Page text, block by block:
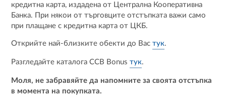
кредитна карта, издадена от Централна Кооперативна
Банка. При някои от търговците отстъпката важи само
при плащане с кредитна карта от ЦКБ.
Открийте най-близките обекти до Вастук.
Разгледайте каталога CCB Bonusтук.
Моля, не забравяйте да напомните за своята отстъпка
в момента на покупката.